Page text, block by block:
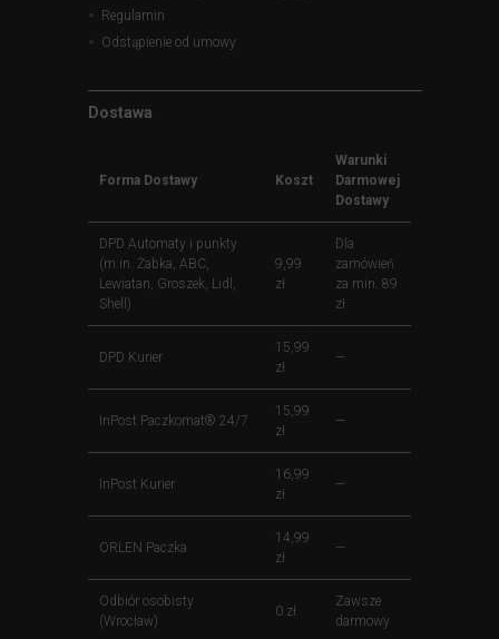
Regulamin
Odstąpienie od umowy
Dostawa
Forma Dostawy Koszt
Warunki
Darmowej
Dostawy
DPD Automaty i punkty
(m.in. Żabka, ABC,
Lewiatan, Groszek, Lidl,
Shell)
9,99
zł
Dla
zamówień
za min. 89
zł
DPD Kurier
15,99
zł
—
InPost Paczkomat® 24/7
15,99
zł
—
InPost Kurier
16,99
zł
—
ORLEN Paczka
14,99
zł
—
Odbiór osobisty
(Wrocław)
0 zł
Zawsze
darmowy